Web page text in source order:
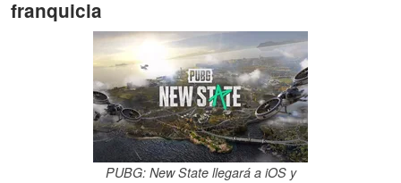
franquicia
PUBG: New State llegará a iOS y